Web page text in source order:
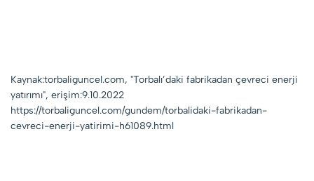
Kaynak:torbaliguncel.com, "Torbalı’daki fabrikadan çevreci enerji
yatırımı", erişim:9.10.2022
https://torbaliguncel.com/gundem/torbalidaki-fabrikadan-
cevreci-enerji-yatirimi-h61089.html